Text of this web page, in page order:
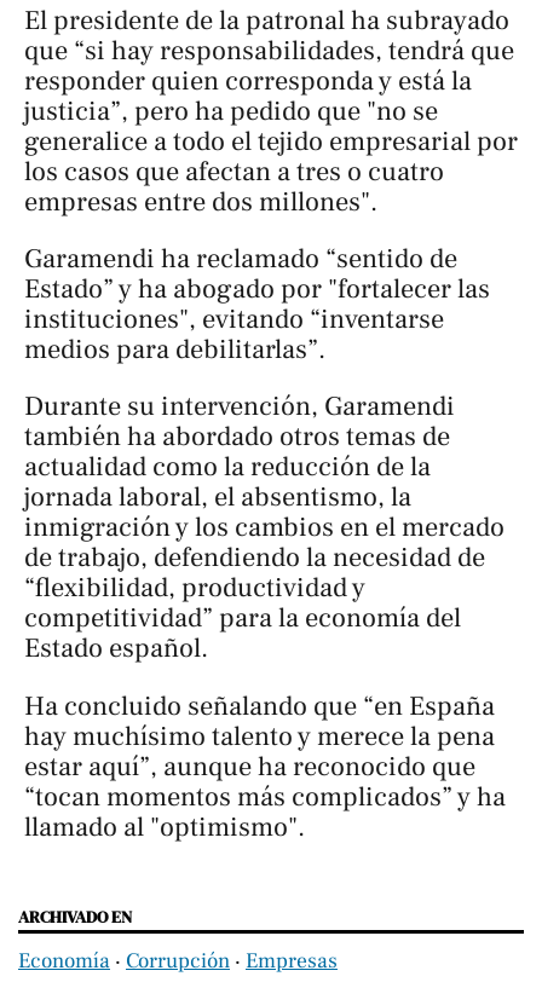
El presidente de la patronal ha subrayado
que “si hay responsabilidades, tendrá que
responder quien corresponda y está la
justicia”, pero ha pedido que "no se
generalice a todo el tejido empresarial por
los casos que afectan a tres o cuatro
empresas entre dos millones".
Garamendi ha reclamado “sentido de
Estado” y ha abogado por "fortalecer las
instituciones", evitando “inventarse
medios para debilitarlas”.
Durante su intervención, Garamendi
también ha abordado otros temas de
actualidad como la reducción de la
jornada laboral, el absentismo, la
inmigración y los cambios en el mercado
de trabajo, defendiendo la necesidad de
“flexibilidad, productividad y
competitividad” para la economía del
Estado español.
Ha concluido señalando que “en España
hay muchísimo talento y merece la pena
estar aquí”, aunque ha reconocido que
“tocan momentos más complicados” y ha
llamado al "optimismo".
ARCHIVADO EN
Economía ‧ Corrupción ‧ Empresas